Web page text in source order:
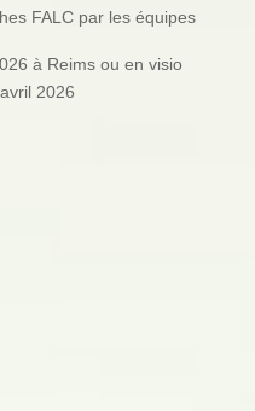
FALC par les équipes
à Reims ou en visio
2026